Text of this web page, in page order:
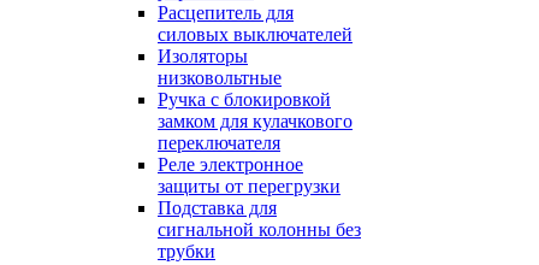
Расцепитель для
силовых выключателей
Изоляторы
низковольтные
Ручка с блокировкой
замком для кулачкового
переключателя
Реле электронное
защиты от перегрузки
Подставка для
сигнальной колонны без
трубки